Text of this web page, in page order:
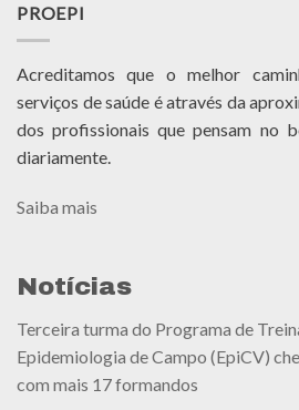
PROEPI
Acreditamos que o melhor
serviços de saúde é através da
dos profissionais que pensam no
diariamente.
Saiba mais
Notícias
Terceira turma do Programa de
Epidemiologia de Campo (EpiCV)
com mais 17 formandos